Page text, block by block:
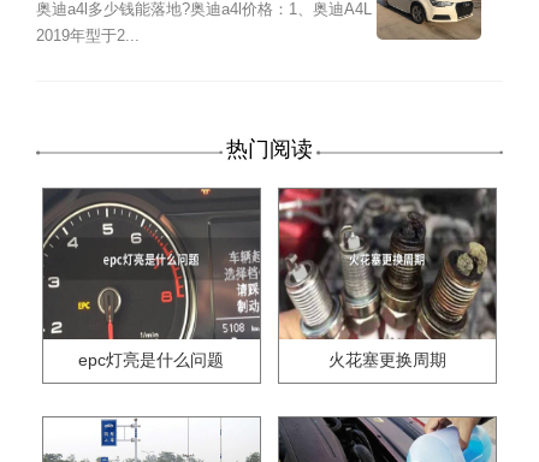
奥迪a4l多少钱能落地?奥迪a4l价格：1、奥迪A4L
2019年型于2...
热门阅读
epc灯亮是什么问题 火花塞更换周期